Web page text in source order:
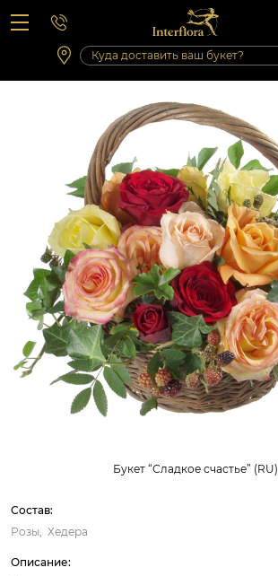
Вопросы-ответы
Сб 10:00 ‐ 14:00
Выходные и праздничные дни
Букет “Сладкое счастье” (RU)
Состав:
Розы Хедера
Описание: